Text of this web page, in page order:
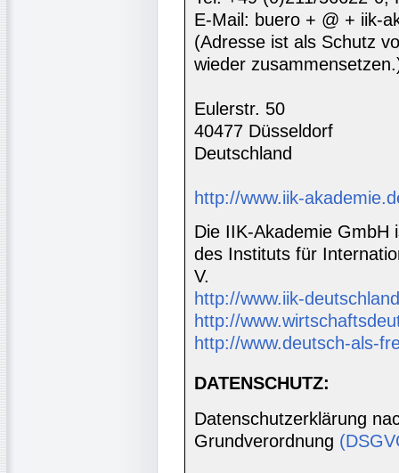
E-Mail: buero + @ + iik-
(Adresse ist als Schutz
wieder
Eulerstr. 50
40477 Düsseldorf
Deutschland
http://www.iik-
Die IIK-Akademie GmbH
des Instituts für
V.
http://www.iik-
http://
http://www.deutsch-als-
DATENSCHUTZ:
Datenschutzerklärung
Grundverordnung